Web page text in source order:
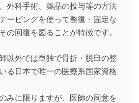
外科手術、薬品の投与等の方法
ーピングを使って整復・固定な
の回復を図ることが特徴です。
以外では単独で骨折・脱臼の整
る日本で唯一の医療系国家資格
みに限りますが、医師の同意を